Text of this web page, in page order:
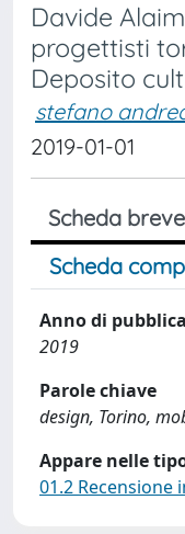
Davide
progettisti
Deposito
stefano
2019-01-01
Scheda breve
Scheda
Anno di
2019
Parole chiave
design, Torino,
Appare nelle
01.2 Recensione